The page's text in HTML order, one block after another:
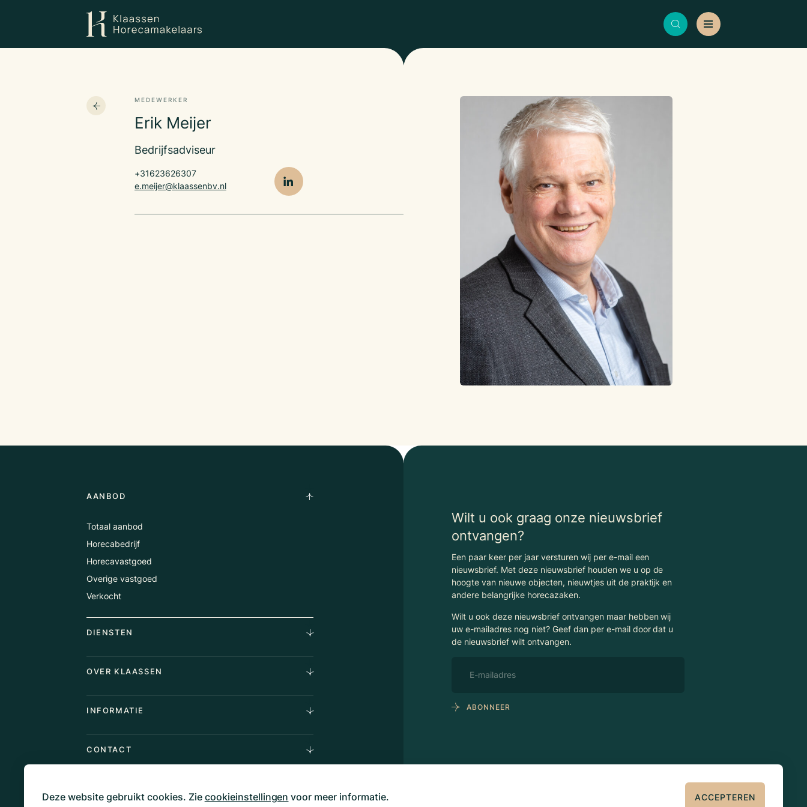
MEDEWERKER
Erik Meijer
Bedrijfsadviseur
+31623626307
e.meijer@klaassenbv.nl
Deze website gebruikt cookies. Zie cookieinstellingen voor meer informatie. ACCEPTEREN
AANBOD
Totaal aanbod
Horecabedrijf
Horecavastgoed
Overige vastgoed
Verkocht
DIENSTEN
Aankoopopdracht
Stille verkoop
Taxaties
Advies
Winkels
OVER KLAASSEN
Waarom Klaassen
Vacatures
INFORMATIE
Energielabel
CONTACT
Wilt u ook graag onze nieuwsbrief
ontvangen?
Een paar keer per jaar versturen wij per e-mail een
nieuwsbrief. Met deze nieuwsbrief houden we u op de
hoogte van nieuwe objecten, nieuwtjes uit de praktijk en
andere belangrijke horecazaken.
Wilt u ook deze nieuwsbrief ontvangen maar hebben wij
uw e-mailadres nog niet? Geef dan per e-mail door dat u
de nieuwsbrief wilt ontvangen.
ABONNEER